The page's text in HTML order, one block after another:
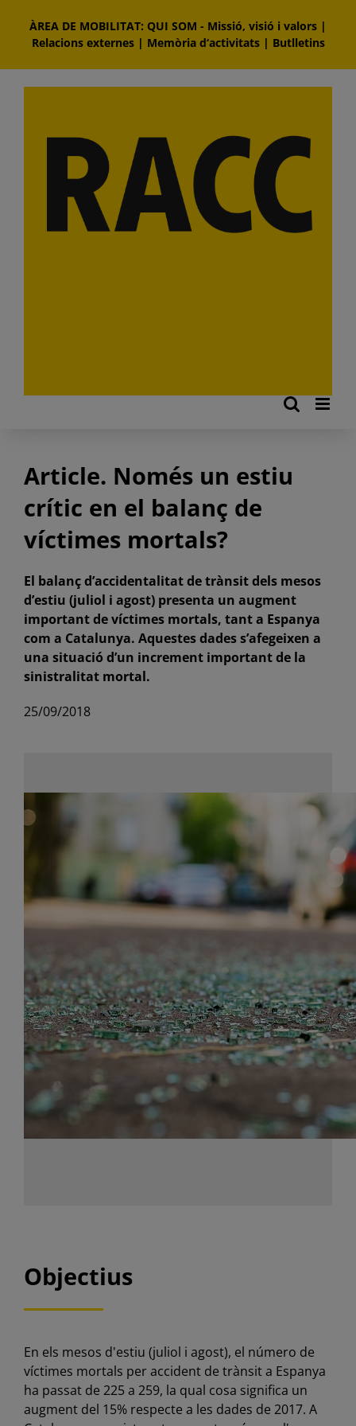
content
ÀREA DE MOBILITAT: QUI SOM - Missió, visió i valors |
Relacions externes| Memòria d‘activitats| Butlletins
Article. Només un estiu
crític en el balanç de
víctimes mortals?
El balanç d’accidentalitat de trànsit dels mesos
d’estiu (juliol i agost) presenta un augment
important de víctimes mortals, tant a Espanya
com a Catalunya. Aquestes dades s’afegeixen a
una situació d’un increment important de la
sinistralitat mortal.
25/09/2018
Objectius
En els mesos d'estiu (juliol i agost), el número de
víctimes mortals per accident de trànsit a Espanya
ha passat de 225 a 259, la qual cosa significa un
augment del 15% respecte a les dades de 2017. A